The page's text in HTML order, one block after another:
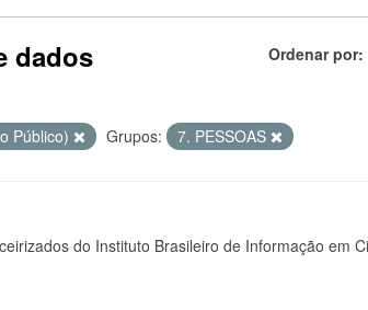
Ordenar por
dados
Público) Grupos: 7. PESSOAS
do Instituto Brasileiro de Informação em